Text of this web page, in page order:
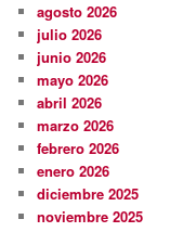
agosto 2026
julio 2026
junio 2026
mayo 2026
abril 2026
marzo 2026
febrero 2026
enero 2026
diciembre 2025
noviembre 2025